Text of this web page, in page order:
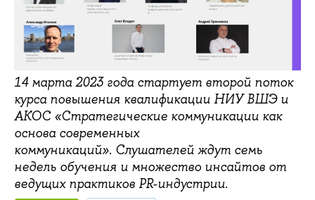
14 марта 2023 года стартует второй поток
курса повышения квалификации НИУ ВШЭ и
АКОС «Стратегические коммуникации как
основа современных
коммуникаций». Слушателей ждут семь
недель обучения и множество инсайтов от
ведущих практиков PR-индустрии.